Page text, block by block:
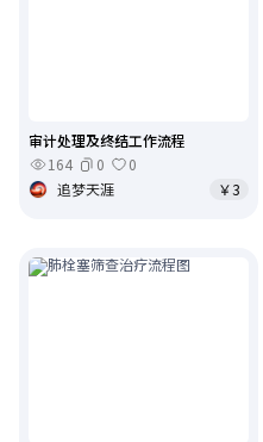
审计处理及终结工作流程
164
0
0
追梦天涯
￥3